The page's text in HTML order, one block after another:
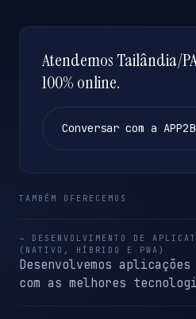
Atendemos Tailândia/
100% online.
Conversar com a APP2B
TAMBÉM OFERECEMOS
→ DESENVOLVIMENTO DE
(NATIVO, HÍBRIDO E PWA)
Desenvolvemos
com as melhores